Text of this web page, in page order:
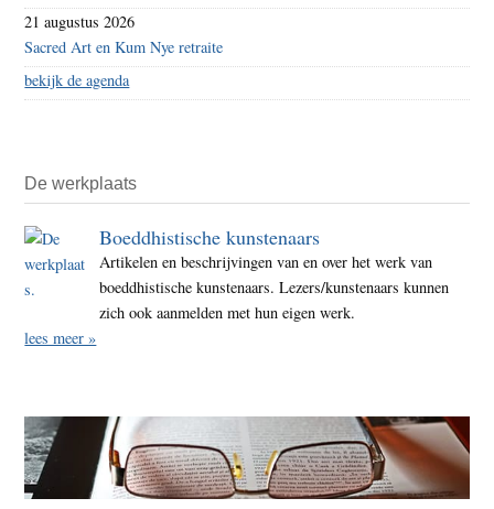
21 augustus 2026
Sacred Art en Kum Nye retraite
bekijk de agenda
De werkplaats
Boeddhistische kunstenaars
Artikelen en beschrijvingen van en over het werk van
boeddhistische kunstenaars. Lezers/kunstenaars kunnen
zich ook aanmelden met hun eigen werk.
lees meer »